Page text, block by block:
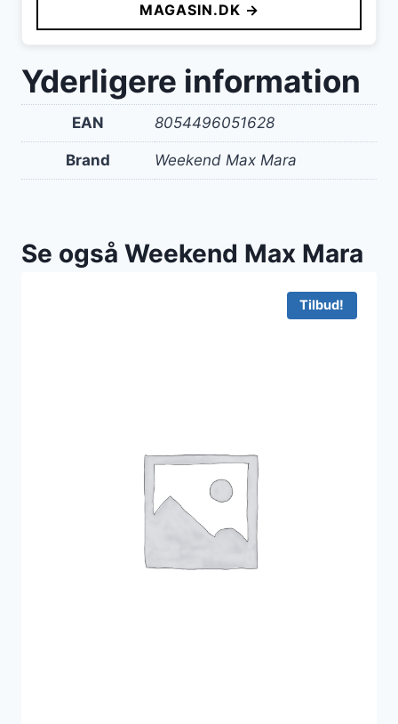
var:
1.595 kr..
er:
798 kr..
MAGASIN.DK →
Yderligere information
EAN 8054496051628
Brand Weekend Max Mara
Se også Weekend Max Mara
Tilbud!